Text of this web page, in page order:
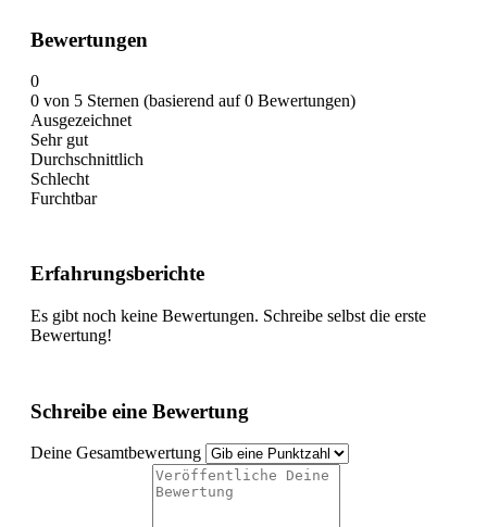
Bewertungen
0
0 von 5 Sternen (basierend auf 0 Bewertungen)
Ausgezeichnet
Sehr gut
Durchschnittlich
Schlecht
Furchtbar
Erfahrungsberichte
Es gibt noch keine Bewertungen. Schreibe selbst die erste
Bewertung!
Schreibe eine Bewertung
Deine Gesamtbewertung